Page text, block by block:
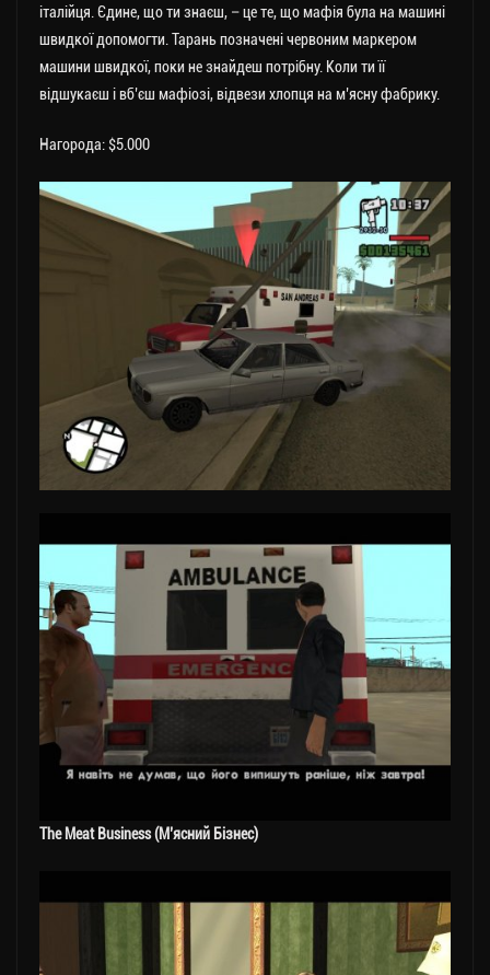
італійця. Єдине, що ти знаєш, – це те, що мафія була на машині
швидкої допомогти. Тарань позначені червоним маркером
машини швидкої, поки не знайдеш потрібну. Коли ти її
відшукаєш і вб’єш мафіозі, відвези хлопця на м’ясну фабрику.
Нагорода: $5.000
The Meat Business (М’ясний Бізнес)